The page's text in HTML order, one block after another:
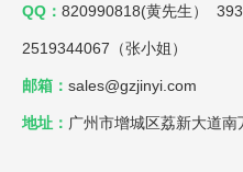
QQ： 820990818(黄先生）
2519344067（张小姐）
邮箱： sales@gzjinyi.com
地址： 广州市增城区荔新大道